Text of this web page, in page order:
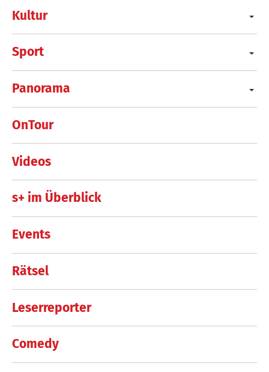
Kultur
Sport
Panorama
OnTour
Videos
s+ im Überblick
Events
Rätsel
Leserreporter
Comedy